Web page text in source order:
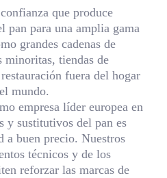
que produce
pan para una amplia gama
grandes cadenas de
minoritas, tiendas de
fuera del hogar
mundo.
empresa líder europea en
y sustitutivos del pan es
a buen precio. Nuestros
técnicos y de los
reforzar las marcas de